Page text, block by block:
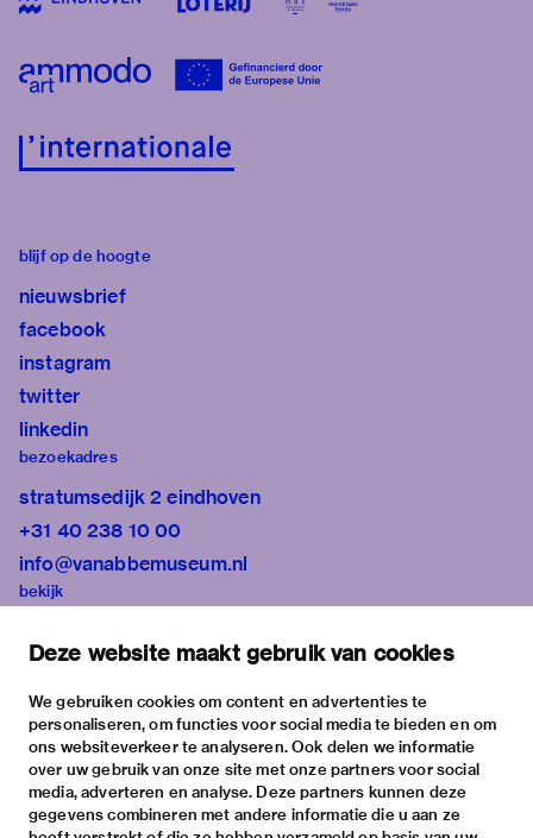
Deze website maakt gebruik van cookies
We gebruiken cookies om content en advertenties te
personaliseren, om functies voor social media te bieden en om
ons websiteverkeer te analyseren. Ook delen we informatie
over uw gebruik van onze site met onze partners voor social
media, adverteren en analyse. Deze partners kunnen deze
gegevens combineren met andere informatie die u aan ze
blijf op de hoogte
nieuwsbrief
facebook
instagram
twitter
linkedin
bezoekadres
stratumsedijk 2 eindhoven
+31 40 238 10 00
info@vanabbemuseum.nl
bekijk
activiteiten
praktische informatie
over
het museum
de collectie
fondsen & partners